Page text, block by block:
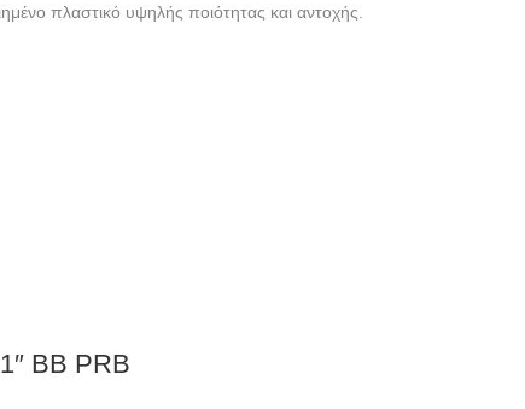
πλαστικό υψηλής ποιότητας και αντοχής.
BB PRB